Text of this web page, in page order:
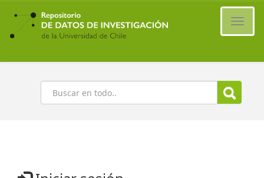
Ir
contenido
principal
Buscar